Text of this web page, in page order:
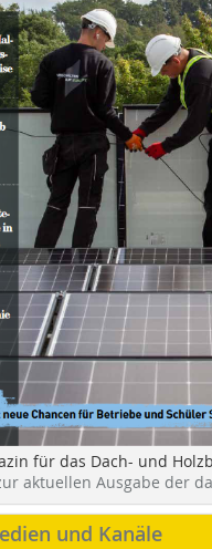
für das Dach- und
aktuellen Ausgabe der
und Kanäle